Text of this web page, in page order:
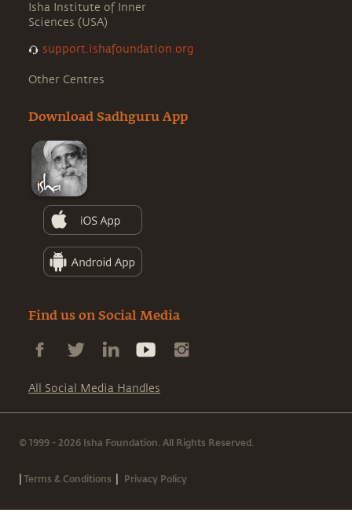
Isha Institute of Inner
Sciences (USA)
support.ishafoundation.org
Other Centres
Download Sadhguru App
Find us on Social Media
All Social Media Handles
© 1999 - 2026 Isha Foundation. All Rights Reserved.
|Terms & Conditions | Privacy Policy